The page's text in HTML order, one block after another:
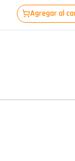
Agregar al